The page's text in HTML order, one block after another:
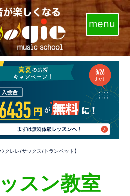
クレレ/サックス/トランペット】
スン教室